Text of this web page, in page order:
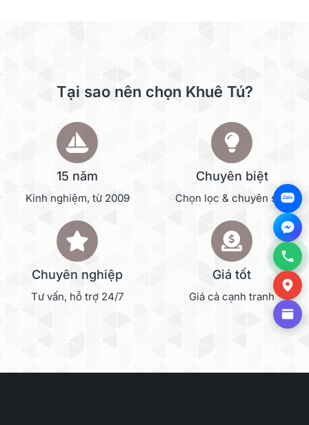
Tại sao nên chọn Khuê Tú?
15 năm
Kinh nghiệm, từ 2009
Chuyên biệt
Chọn lọc & chuyên sâu
Chuyên nghiệp
Tư vấn, hỗ trợ 24/7
Giá tốt
Giá cả cạnh tranh
Zalo